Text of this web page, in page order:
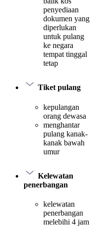
penyediaan
dokumen yang
diperlukan
untuk pulang
ke negara
tempat tinggal
tetap
Tiket pulang
kepulangan
orang dewasa
menghantar
pulang kanak-
kanak bawah
umur
Kelewatan
penerbangan
kelewatan
penerbangan
melebihi 4 jam